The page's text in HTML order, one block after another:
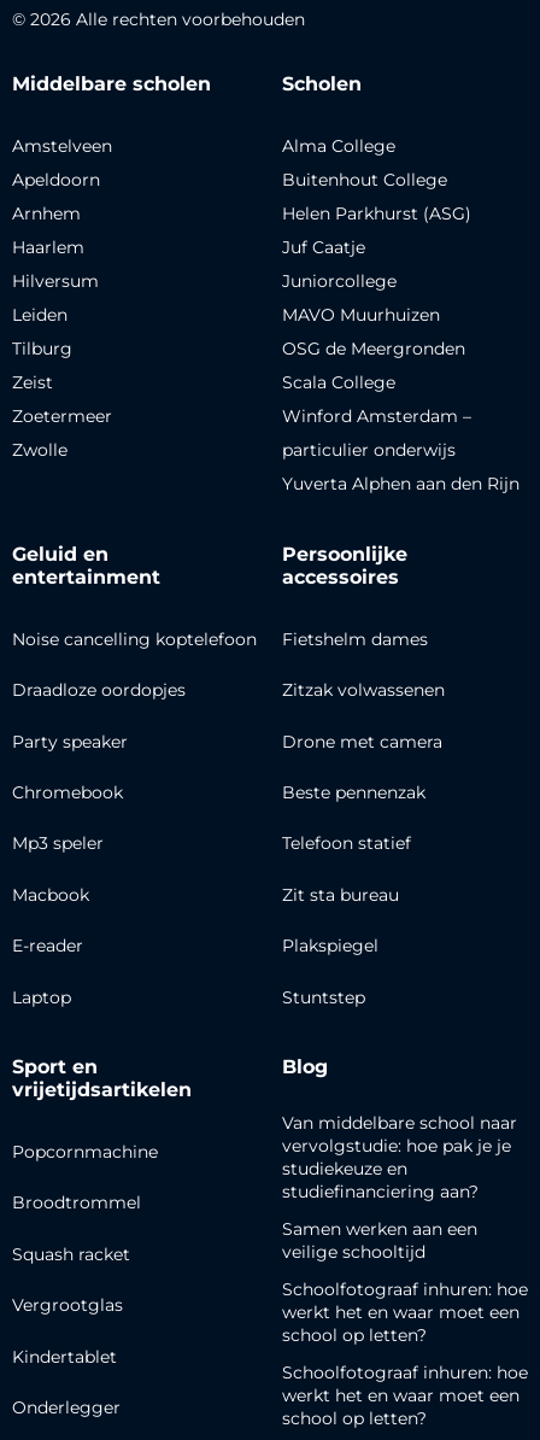
© 2026 Alle rechten voorbehouden
Middelbare scholen
Amstelveen
Apeldoorn
Arnhem
Haarlem
Hilversum
Leiden
Tilburg
Zeist
Zoetermeer
Zwolle
Scholen
Alma College
Buitenhout College
Helen Parkhurst (ASG)
Juf Caatje
Juniorcollege
MAVO Muurhuizen
OSG de Meergronden
Scala College
Winford Amsterdam –
particulier onderwijs
Yuverta Alphen aan den Rijn
Geluid en
entertainment
Noise cancelling koptelefoon
Draadloze oordopjes
Party speaker
Chromebook
Mp3 speler
Macbook
E-reader
Laptop
Persoonlijke
accessoires
Fietshelm dames
Zitzak volwassenen
Drone met camera
Beste pennenzak
Telefoon statief
Zit sta bureau
Plakspiegel
Stuntstep
Sport en
vrijetijdsartikelen
Popcornmachine
Broodtrommel
Squash racket
Vergrootglas
Kindertablet
Onderlegger
Blog
Van middelbare school naar
vervolgstudie: hoe pak je je
studiekeuze en
studiefinanciering aan?
Samen werken aan een
veilige schooltijd
Schoolfotograaf inhuren: hoe
werkt het en waar moet een
school op letten?
Schoolfotograaf inhuren: hoe
werkt het en waar moet een
school op letten?